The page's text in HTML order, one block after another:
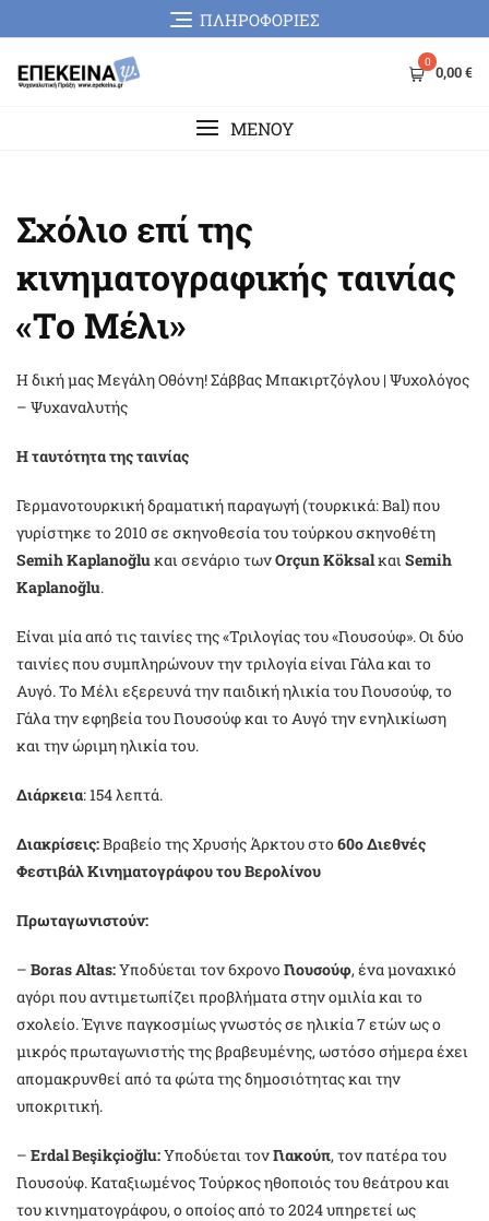
to
ΠΛΗΡΟΦΟΡΙΕΣ
0
0,00 €
MENOY
Σχόλιο επί της
κινηματογραφικής ταινίας
«Το Μέλι»
Η δική μας Μεγάλη Οθόνη! Σάββας Μπακιρτζόγλου | Ψυχολόγος
– Ψυχαναλυτής
Η ταυτότητα της ταινίας
Γερμανοτουρκική δραματική παραγωγή (τουρκικά: Bal) που
γυρίστηκε το 2010 σε σκηνοθεσία του τούρκου σκηνοθέτη
Semih Kaplanoğluκαι σενάριο τωνOrçun KöksalκαιSemih
Kaplanoğlu.
Είναι μία από τις ταινίες της «Τριλογίας του «Γιουσούφ». Οι δύο
ταινίες που συμπληρώνουν την τριλογία είναι Γάλα και το
Αυγό. Το Μέλι εξερευνά την παιδική ηλικία του Γιουσούφ, το
Γάλα την εφηβεία του Γιουσούφ και το Αυγό την ενηλικίωση
και την ώριμη ηλικία του.
Διάρκεια: 154 λεπτά.
Διακρίσεις:Βραβείο της Χρυσής Άρκτου στο60ο Διεθνές
Φεστιβάλ Κινηματογράφου του Βερολίνου
Πρωταγωνιστούν:
– Boras Altas:Υποδύεται τον 6χρονοΓιουσούφ, ένα μοναχικό
αγόρι που αντιμετωπίζει προβλήματα στην ομιλία και το
σχολείο. Έγινε παγκοσμίως γνωστός σε ηλικία 7 ετών ως ο
μικρός πρωταγωνιστής της βραβευμένης, ωστόσο σήμερα έχει
απομακρυνθεί από τα φώτα της δημοσιότητας και την
υποκριτική.
– Erdal Beşikçioğlu:Υποδύεται τονΓιακούπ, τον πατέρα του
Γιουσούφ. Καταξιωμένος Τούρκος ηθοποιός του θεάτρου και
του κινηματογράφου, ο οποίος από το 2024 υπηρετεί ως